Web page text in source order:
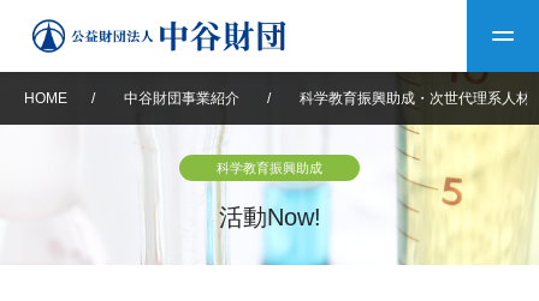
中谷財団について
HOME / 中谷財団事業紹介 / 科学教育振興助成・次世代理系人材
科学教育振興助成
活動Now!